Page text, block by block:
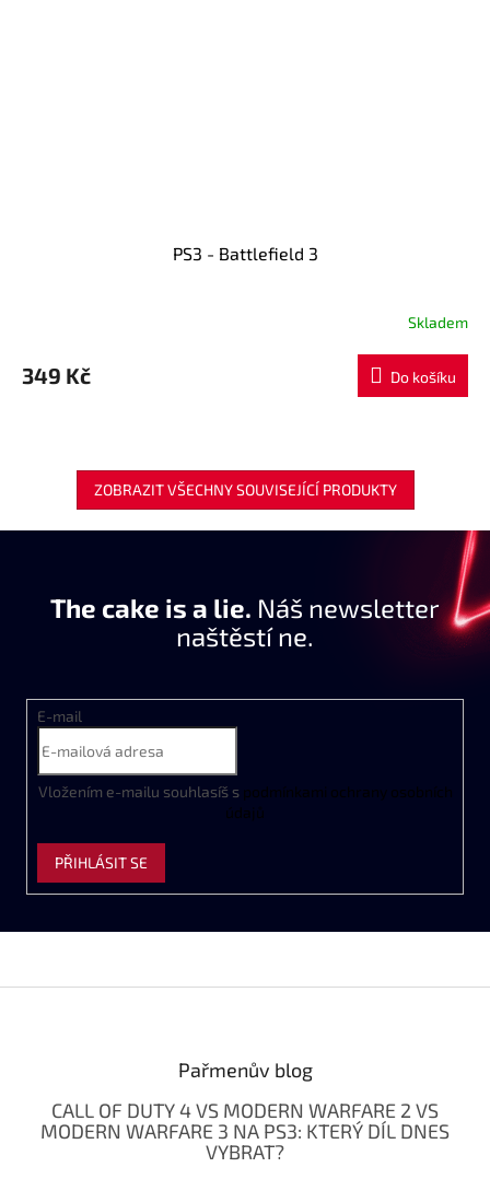
PS3 - Battlefield 3
Skladem
349 Kč Do košíku
ZOBRAZIT VŠECHNY SOUVISEJÍCÍ PRODUKTY
The cake is a lie. Náš newsletter
naštěstí ne.
E-mail
Vložením e-mailu souhlasíš s podmínkami ochrany osobních
údajů
PŘIHLÁSIT SE
Pařmenův blog
CALL OF DUTY 4 VS MODERN WARFARE 2 VS
MODERN WARFARE 3 NA PS3: KTERÝ DÍL DNES
VYBRAT?